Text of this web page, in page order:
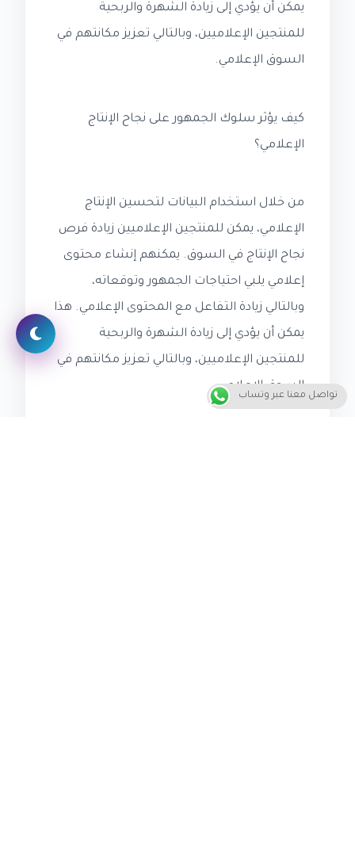
يمكن أن يؤدي إلى زيادة الشهرة والربحية
للمنتجين الإعلاميين، وبالتالي تعزيز مكانتهم في
السوق الإعلامي.
كيف يؤثر سلوك الجمهور على نجاح الإنتاج
الإعلامي؟
من خلال استخدام البيانات لتحسين الإنتاج
الإعلامي، يمكن للمنتجين الإعلاميين زيادة فرص
نجاح الإنتاج في السوق. يمكنهم إنشاء محتوى
إعلامي يلبي احتياجات الجمهور وتوقعاته،
وبالتالي زيادة التفاعل مع المحتوى الإعلامي. هذا
يمكن أن يؤدي إلى زيادة الشهرة والربحية
للمنتجين الإعلاميين، وبالتالي تعزيز مكانتهم في
السوق الإعلامي.
تواصل معنا عبر وتساب